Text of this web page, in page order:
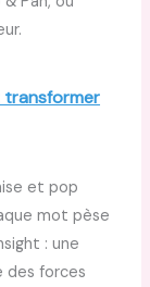
transformer
et pop
mot pèse
: une
des forces